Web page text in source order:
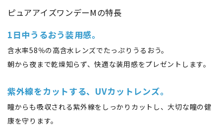
ピュアアイズワンデーMの特長
1日中うるおう装用感。
含水率58％の高含水レンズでたっぷりうるおう。
朝から夜まで乾燥知らず、快適な装用感をプレゼントします。
紫外線をカットする、UVカットレンズ。
瞳からも吸収される紫外線をしっかりカットし、大切な瞳の健
康を守ります。